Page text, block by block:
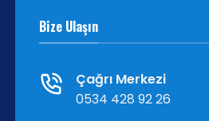
Bize Ulaşın
Çağrı Merkezi
0534 428 92 26